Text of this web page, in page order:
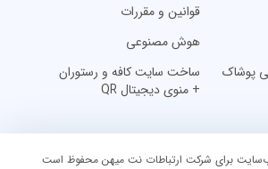
قوانین و مقررات
هوش مصنوعی
پوشاک
ساخت سایت کافه و رستوران
+ منوی دیجیتال QR
برای شرکت ارتباطات نت میهن محفوظ است